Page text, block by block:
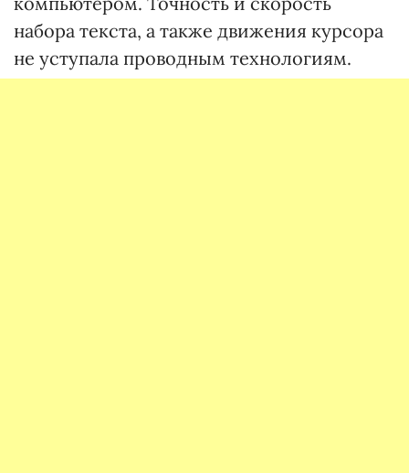
набора текста, а также движения курсора
не уступала проводным технологиям.